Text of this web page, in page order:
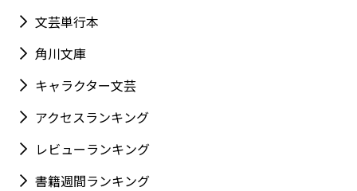
文芸単行本
角川文庫
キャラクター文芸
アクセスランキング
レビューランキング
書籍週間ランキング